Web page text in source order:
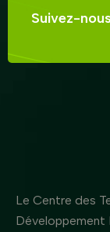
Suivez-
Le Centre des
Développement